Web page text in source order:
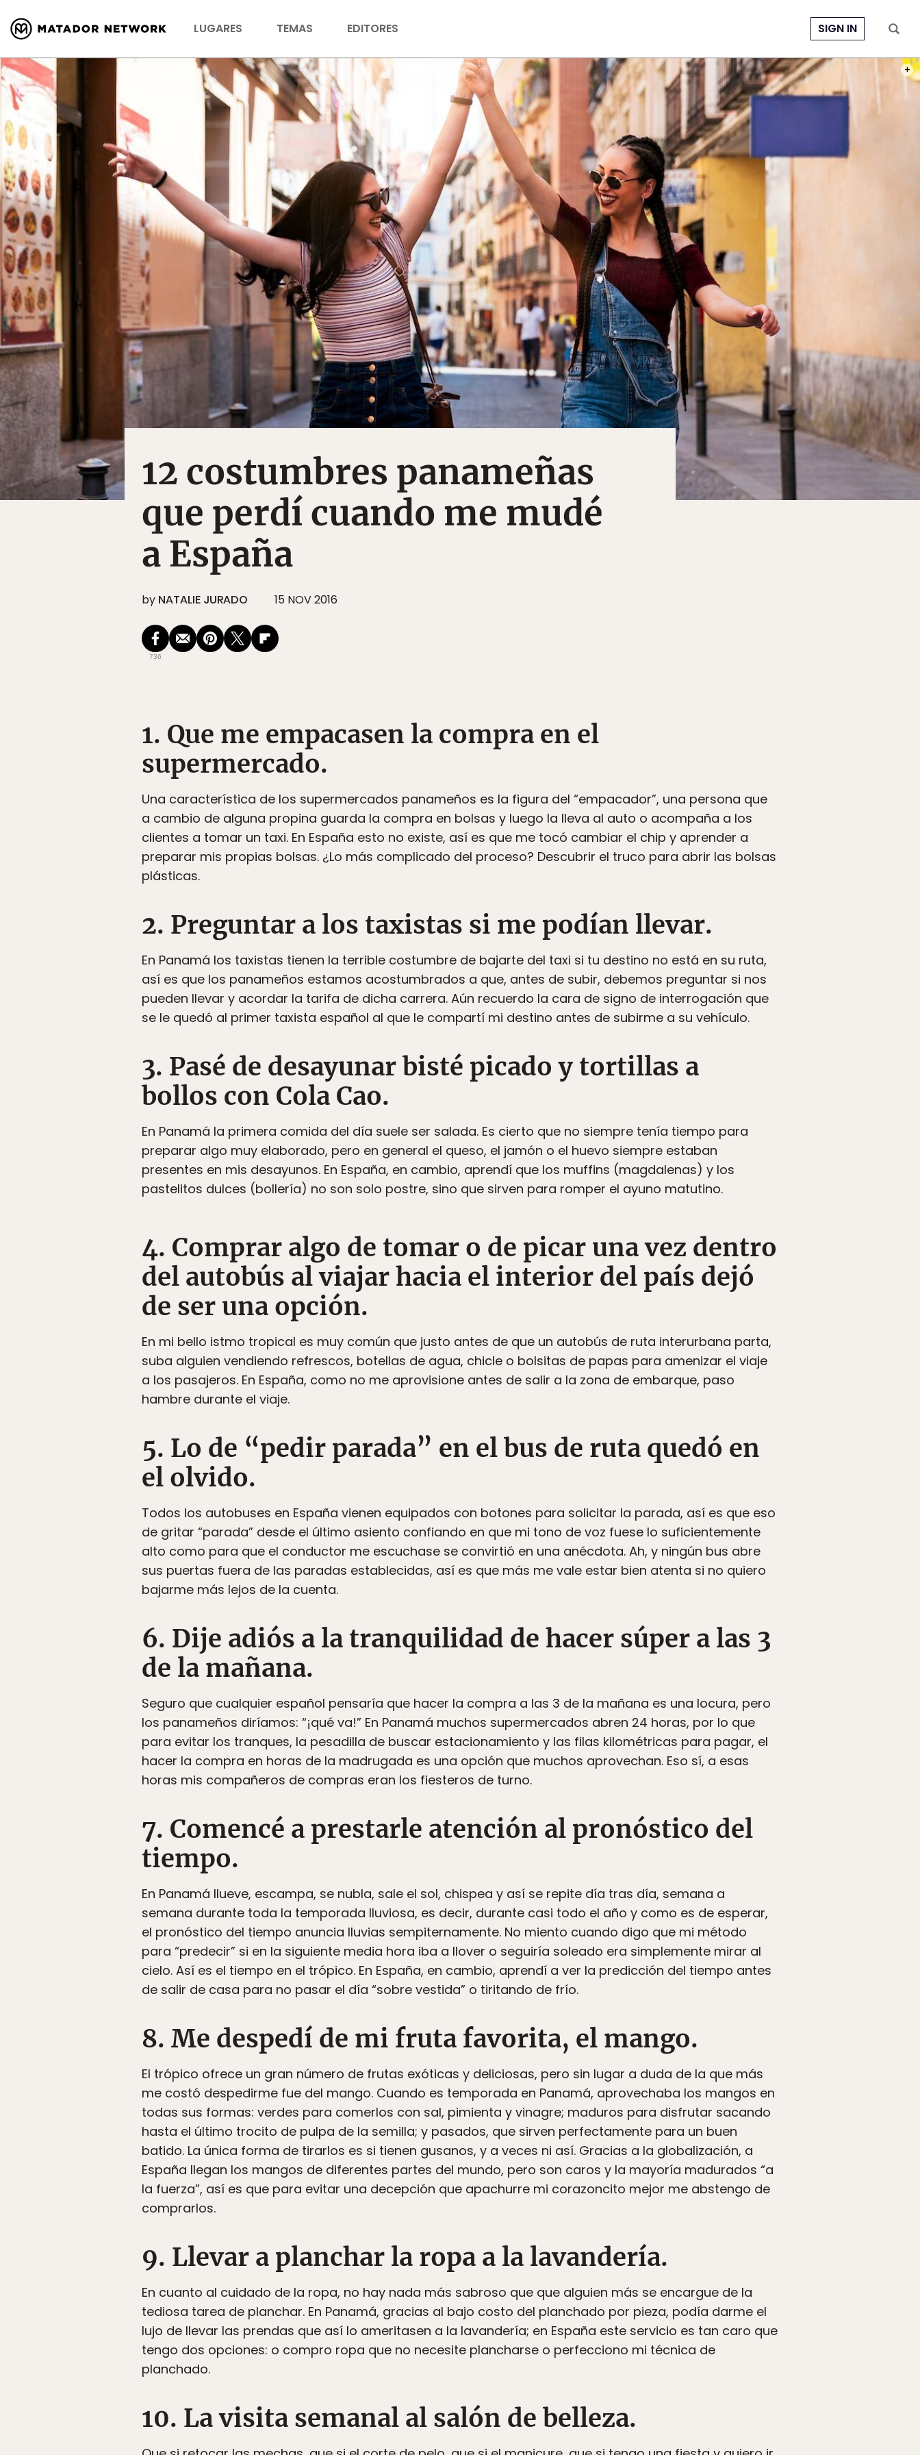
LUGARES TEMAS EDITORES SIGN IN
12 costumbres panameñas
que perdí cuando me mudé
a España
by NATALIE JURADO 15 NOV 2016
736
1. Que me empacasen la compra en el
supermercado.
Una característica de los supermercados panameños es la figura del “empacador”, una persona que
a cambio de alguna propina guarda la compra en bolsas y luego la lleva al auto o acompaña a los
clientes a tomar un taxi. En España esto no existe, así es que me tocó cambiar el chip y aprender a
preparar mis propias bolsas. ¿Lo más complicado del proceso? Descubrir el truco para abrir las bolsas
plásticas.
2. Preguntar a los taxistas si me podían llevar.
En Panamá los taxistas tienen la terrible costumbre de bajarte del taxi si tu destino no está en su ruta,
así es que los panameños estamos acostumbrados a que, antes de subir, debemos preguntar si nos
pueden llevar y acordar la tarifa de dicha carrera. Aún recuerdo la cara de signo de interrogación que
se le quedó al primer taxista español al que le compartí mi destino antes de subirme a su vehículo.
3. Pasé de desayunar bisté picado y tortillas a
bollos con Cola Cao.
En Panamá la primera comida del día suele ser salada. Es cierto que no siempre tenía tiempo para
preparar algo muy elaborado, pero en general el queso, el jamón o el huevo siempre estaban
presentes en mis desayunos. En España, en cambio, aprendí que los muffins (magdalenas) y los
pastelitos dulces (bollería) no son solo postre, sino que sirven para romper el ayuno matutino.
4. Comprar algo de tomar o de picar una vez dentro
del autobús al viajar hacia el interior del país dejó
de ser una opción.
En mi bello istmo tropical es muy común que justo antes de que un autobús de ruta interurbana parta,
suba alguien vendiendo refrescos, botellas de agua, chicle o bolsitas de papas para amenizar el viaje
a los pasajeros. En España, como no me aprovisione antes de salir a la zona de embarque, paso
hambre durante el viaje.
5. Lo de “pedir parada” en el bus de ruta quedó en
el olvido.
Todos los autobuses en España vienen equipados con botones para solicitar la parada, así es que eso
de gritar “parada” desde el último asiento confiando en que mi tono de voz fuese lo suficientemente
alto como para que el conductor me escuchase se convirtió en una anécdota. Ah, y ningún bus abre
sus puertas fuera de las paradas establecidas, así es que más me vale estar bien atenta si no quiero
bajarme más lejos de la cuenta.
6. Dije adiós a la tranquilidad de hacer súper a las 3
de la mañana.
Seguro que cualquier español pensaría que hacer la compra a las 3 de la mañana es una locura, pero
los panameños diríamos: “¡qué va!” En Panamá muchos supermercados abren 24 horas, por lo que
para evitar los tranques, la pesadilla de buscar estacionamiento y las filas kilométricas para pagar, el
hacer la compra en horas de la madrugada es una opción que muchos aprovechan. Eso sí, a esas
horas mis compañeros de compras eran los fiesteros de turno.
7. Comencé a prestarle atención al pronóstico del
tiempo.
En Panamá llueve, escampa, se nubla, sale el sol, chispea y así se repite día tras día, semana a
semana durante toda la temporada lluviosa, es decir, durante casi todo el año y como es de esperar,
el pronóstico del tiempo anuncia lluvias sempiternamente. No miento cuando digo que mi método
para “predecir” si en la siguiente media hora iba a llover o seguiría soleado era simplemente mirar al
cielo. Así es el tiempo en el trópico. En España, en cambio, aprendí a ver la predicción del tiempo antes
de salir de casa para no pasar el día “sobre vestida” o tiritando de frío.
8. Me despedí de mi fruta favorita, el mango.
El trópico ofrece un gran número de frutas exóticas y deliciosas, pero sin lugar a duda de la que más
me costó despedirme fue del mango. Cuando es temporada en Panamá, aprovechaba los mangos en
todas sus formas: verdes para comerlos con sal, pimienta y vinagre; maduros para disfrutar sacando
hasta el último trocito de pulpa de la semilla; y pasados, que sirven perfectamente para un buen
batido. La única forma de tirarlos es si tienen gusanos, y a veces ni así. Gracias a la globalización, a
España llegan los mangos de diferentes partes del mundo, pero son caros y la mayoría madurados “a
la fuerza”, así es que para evitar una decepción que apachurre mi corazoncito mejor me abstengo de
comprarlos.
9. Llevar a planchar la ropa a la lavandería.
En cuanto al cuidado de la ropa, no hay nada más sabroso que que alguien más se encargue de la
tediosa tarea de planchar. En Panamá, gracias al bajo costo del planchado por pieza, podía darme el
lujo de llevar las prendas que así lo ameritasen a la lavandería; en España este servicio es tan caro que
tengo dos opciones: o compro ropa que no necesite plancharse o perfecciono mi técnica de
planchado.
10. La visita semanal al salón de belleza.